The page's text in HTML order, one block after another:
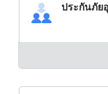
ประกันภัย